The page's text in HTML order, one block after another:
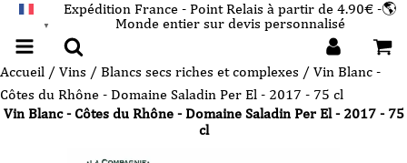
▼
Expédition France - Point Relais à partir de 4.90€ -🌎
Monde entier sur devis personnalisé
Accueil / Vins / Blancs secs riches et complexes / Vin Blanc -
Côtes du Rhône - Domaine Saladin Per El - 2017 - 75 cl
Vin Blanc - Côtes du Rhône - Domaine Saladin Per El - 2017 - 75
cl